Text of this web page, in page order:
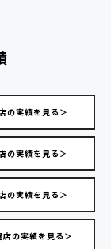
の実績を見る＞
の実績を見る＞
の実績を見る＞
の実績を見る＞